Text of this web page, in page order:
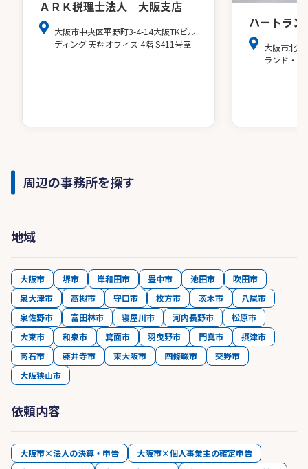
ＡＲＫ税理士法人 大阪支店
大阪市中央区平野町3-4-14大阪TKビル
ディング 天翔オフィス 4階 S411号室
ハートラ
大阪市北
ランド・
周辺の事務所を探す
地域
大阪市 堺市 岸和田市 豊中市 池田市
吹田市
泉大津市
高槻市 守口市 枚方市 茨木市
八尾市
泉佐野市
富田林市 寝屋川市 河内長野市
松原市
大東市
和泉市 箕面市 羽曳野市 門真市
摂津市
高石市
藤井寺市 東大阪市 四條畷市
交野市
大阪狭山市
依頼内容
大阪市×法人の決算・申告
大阪市×個人事業主の確定申告